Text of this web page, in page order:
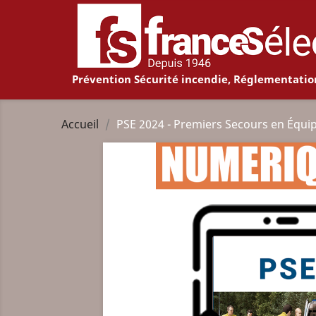
Prévention Sécurité incendie,
Accueil PSE 2024 - Premiers Secours en